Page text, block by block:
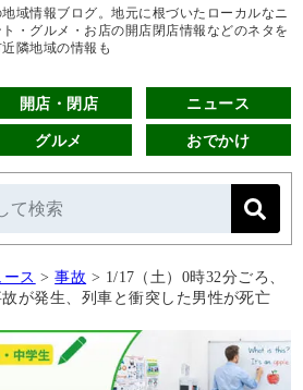
域情報ブログ。地元に根づいたローカルなニ
・グルメ・お店の開店閉店情報などのネタを
隣地域の情報も
開店・閉店 ニュース
グルメ おでかけ
ース > 事故 > 1/17（土）0時32分ごろ、
が発生、列車と衝突した男性が死亡